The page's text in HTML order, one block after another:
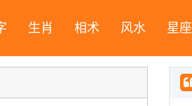
生肖 相术 风水 星座